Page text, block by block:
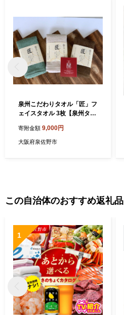
泉州こだわりタオル「匠」フ
ェイスタオル 3枚【泉州タオ
ル 日用品】 099H3040-1
寄附金額 9,000円
大阪府泉佐野市
この自治体のおすすめ返礼品
1